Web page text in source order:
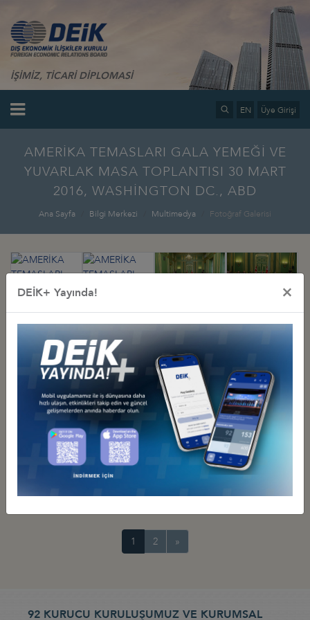
İŞİMİZ, TİCARİ DİPLOMASİ
EN Üye Girişi
AMERİKA TEMASLARI GALA YEMEĞİ VE
YUVARLAK MASA TOPLANTISI 30 MART
2016, WASHİNGTON DC., ABD
Ana Sayfa Bilgi Merkezi Multimedya Fotoğraf Galerisi
1 2 »
92 KURUCU KURULUŞUMUZ VE KURUMSAL
DEİK+ Yayında! ×